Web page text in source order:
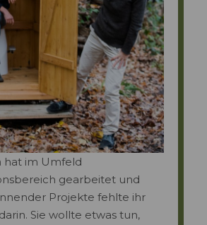
hat im Umfeld
gearbeitet und
Projekte fehlte ihr
Sie wollte etwas tun,